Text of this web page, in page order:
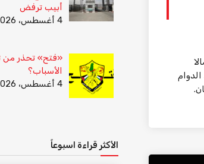
أبيب ترفض
4 أغسطس، 2026
«فتح» تحذر من
الأسباب؟
4 أغسطس، 2026
الأكثر قراءة اسبوعاً